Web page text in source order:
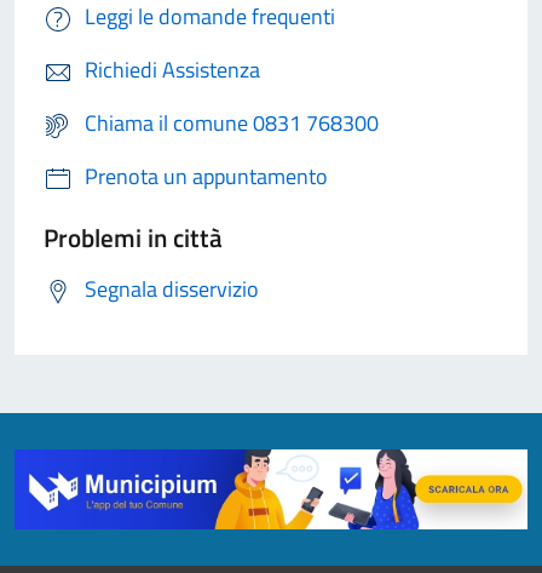
Leggi le domande frequenti
Richiedi Assistenza
Chiama il comune 0831 768300
Prenota un appuntamento
Problemi in città
Segnala disservizio